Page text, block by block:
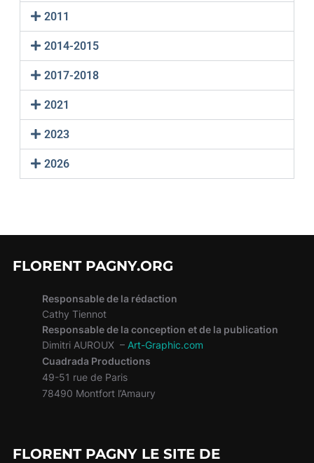
2011
2014-2015
2017-2018
2021
2023
2026
FLORENT PAGNY.ORG
Responsable de la rédaction
Cathy Tiennot
Responsable de la conception et de la publication
Dimitri AUROUX – Art-Graphic.com
Cuadrada Productions
49-51 rue de Paris
78490 Montfort l’Amaury
FLORENT PAGNY LE SITE DE